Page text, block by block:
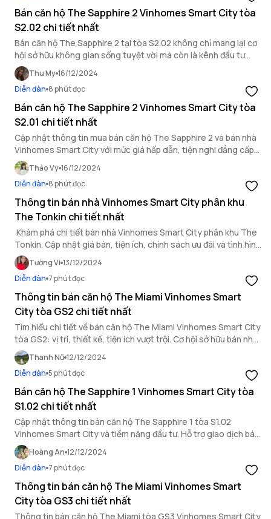
Bán căn hộ The Sapphire 2 Vinhomes Smart City tòa
S2.02 chi tiết nhất
Bán căn hộ The Sapphire 2 tại tòa S2.02 không chỉ mang lại cơ
hội sở hữu không gian sống tuyệt vời mà còn là kênh đầu tư
sinh lời hấp dẫn, đồng thời là lựa chọn hoàn hảo cho cả người
mua ở thực cũng như nhà đầu tư.
Thu My 16/12/2024
Diễn đàn 8 phút đọc
Bán căn hộ The Sapphire 2 Vinhomes Smart City tòa
S2.01 chi tiết nhất
Cập nhật thông tin mua bán căn hộ The Sapphire 2 và bán nhà
Vinhomes Smart City với mức giá hấp dẫn, tiện nghi đẳng cấp
cùng tiềm năng đầu tư vượt trội.
Thảo Vy 16/12/2024
Diễn đàn 8 phút đọc
Thông tin bán nhà Vinhomes Smart City phân khu
The Tonkin chi tiết nhất
Khám phá chi tiết bán nhà Vinhomes Smart City phân khu The
Tonkin. Cập nhật giá bán, tiện ích, chính sách ưu đãi và tình hình
bán nhà nhà Hà Nội qua bài viết.
Tường Vi 13/12/2024
Diễn đàn 7 phút đọc
Thông tin bán căn hộ The Miami Vinhomes Smart
City tòa GS2 chi tiết nhất
Tìm hiểu chi tiết về bán căn hộ The Miami Vinhomes Smart City
tòa GS2: vị trí, thiết kế, tiện ích vượt trội. Cơ hội sở hữu bán nhà
Vinhomes Smart City hấp dẫn.
Thanh Nữ 12/12/2024
Diễn đàn 5 phút đọc
Bán căn hộ The Sapphire 1 Vinhomes Smart City tòa
S1.02 chi tiết nhất
Cập nhật thông tin bán căn hộ The Sapphire 1 tòa S1.02
Vinhomes Smart City và tiềm năng đầu tư. Hỗ trợ giao dịch bán
nhà Vinhomes Smart City an toàn, tiện lợi.
Hoàng An 12/12/2024
Diễn đàn 7 phút đọc
Thông tin bán căn hộ The Miami Vinhomes Smart
City tòa GS3 chi tiết nhất
Thông tin bán căn hộ The Miami tòa GS3 Vinhomes Smart City